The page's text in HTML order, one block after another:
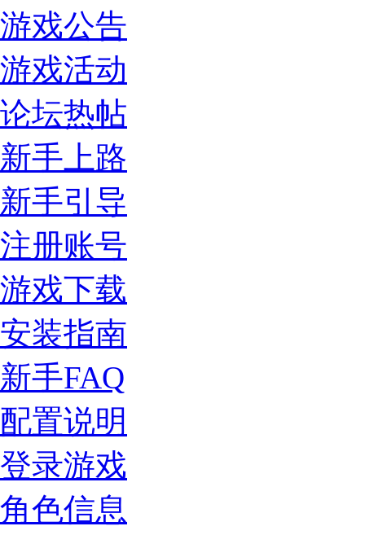
游戏公告
游戏活动
论坛热帖
新手上路
新手引导
注册账号
游戏下载
安装指南
新手FAQ
配置说明
登录游戏
角色信息